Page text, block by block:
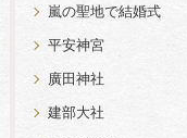
嵐の聖地で結婚式
平安神宮
廣田神社
建部大社